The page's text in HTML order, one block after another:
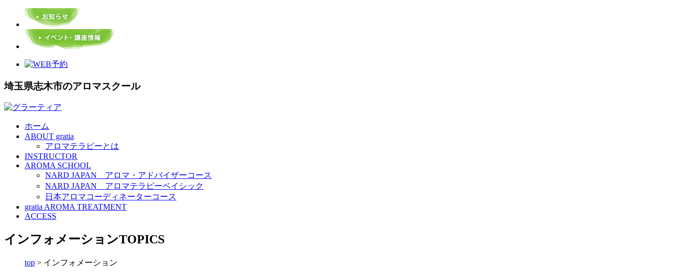
埼玉県志木市のアロマスクール
ホーム
ABOUT gratia
アロマテラピーとは
INSTRUCTOR
AROMA SCHOOL
NARD JAPAN アロマ・アドバイザーコース
NARD JAPAN アロマテラピーベイシック
日本アロマコーディネーターコース
gratia AROMA TREATMENT
ACCESS
インフォメーションTOPICS
top > インフォメーション